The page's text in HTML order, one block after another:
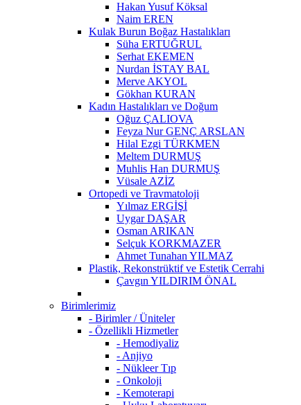
Hakan Yusuf Köksal
Naim EREN
Kulak Burun Boğaz Hastalıkları
Süha ERTUĞRUL
Serhat EKEMEN
Nurdan İSTAY BAL
Merve AKYOL
Gökhan KURAN
Kadın Hastalıkları ve Doğum
Oğuz ÇALIOVA
Feyza Nur GENÇ ARSLAN
Hilal Ezgi TÜRKMEN
Meltem DURMUŞ
Muhlis Han DURMUŞ
Vüsale AZİZ
Ortopedi ve Travmatoloji
Yılmaz ERGİŞİ
Uygar DAŞAR
Osman ARIKAN
Selçuk KORKMAZER
Ahmet Tunahan YILMAZ
Plastik, Rekonstrüktif ve Estetik Cerrahi
Çavgın YILDIRIM ÖNAL
Birimlerimiz
- Birimler / Üniteler
- Özellikli Hizmetler
- Hemodiyaliz
- Anjiyo
- Nükleer Tıp
- Onkoloji
- Kemoterapi